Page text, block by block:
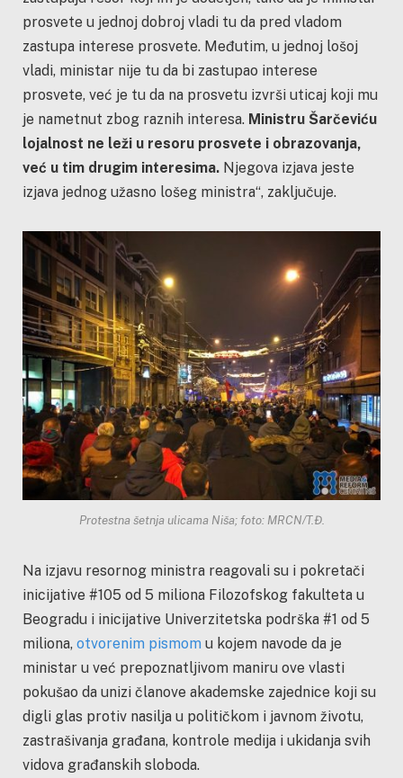
prosvete u jednoj dobroj vladi tu da pred vladom
zastupa interese prosvete. Međutim, u jednoj lošoj
vladi, ministar nije tu da bi zastupao interese
prosvete, već je tu da na prosvetu izvrši uticaj koji mu
je nametnut zbog raznih interesa. Ministru Šarčeviću
lojalnost ne leži u resoru prosvete i obrazovanja,
već u tim drugim interesima. Njegova izjava jeste
izjava jednog užasno lošeg ministra“, zaključuje.
Protestna šetnja ulicama Niša; foto: MRCN/T.Đ.
Na izjavu resornog ministra reagovali su i pokretači
inicijative #105 od 5 miliona Filozofskog fakulteta u
Beogradu i inicijative Univerzitetska podrška #1 od 5
miliona, otvorenim pismom u kojem navode da je
ministar u već prepoznatljivom maniru ove vlasti
pokušao da unizi članove akademske zajednice koji su
digli glas protiv nasilja u političkom i javnom životu,
zastrašivanja građana, kontrole medija i ukidanja svih
vidova građanskih sloboda.